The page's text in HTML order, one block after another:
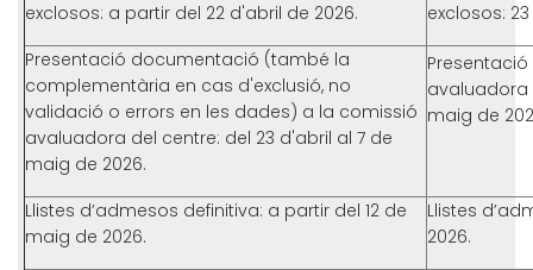
exclosos: a partir del 22 d'abril de 2026.
exclosos:
Presentació documentació (també la
complementària en cas d'exclusió, no
validació o errors en les dades) a la comissió
avaluadora del centre: del 23 d'abril al 7 de
maig de 2026.
avaluadora
maig de
Llistes d’admesos definitiva: a partir del 12 de
maig de 2026.
Llistes
2026.